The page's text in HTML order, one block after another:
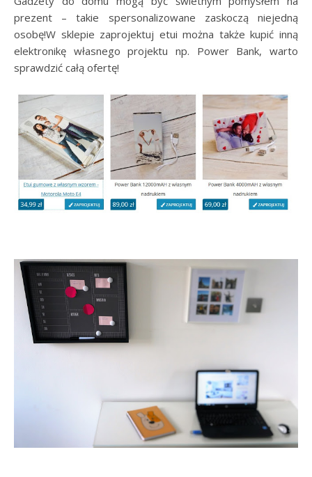
prezent – takie spersonalizowane zaskoczą niejedną
osobę!W sklepie zaprojektuj etui można także kupić inną
elektronikę własnego projektu np. Power Bank, warto
sprawdzić całą ofertę!